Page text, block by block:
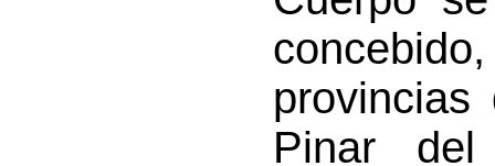
Pinar